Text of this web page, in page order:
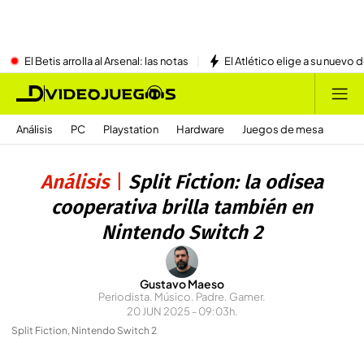
El Betis arrolla al Arsenal: las notas El Atlético elige a su nuevo
Análisis PC Playstation Hardware Juegos de mesa
Análisis
Split Fiction: la odisea
cooperativa brilla también en
Nintendo Switch 2
Gustavo Maeso
Periodista. Músico. Padre. Gamer.
20 JUN 2025 - 09:03h.
Split Fiction, Nintendo Switch 2